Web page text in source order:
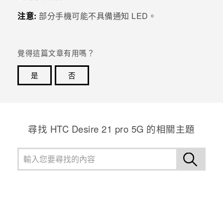
注意: 部分手機可能不具備通知 LED。
覺得這篇文章有用嗎？
是
否
尋找 HTC Desire 21 pro 5G 的相關主題